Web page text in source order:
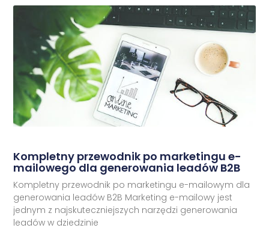
Kompletny przewodnik po marketingu e-
mailowego dla generowania leadów B2B
Kompletny przewodnik po marketingu e-mailowym dla
generowania leadów B2B Marketing e-mailowy jest
jednym z najskuteczniejszych narzędzi generowania
leadów w dziedzinie